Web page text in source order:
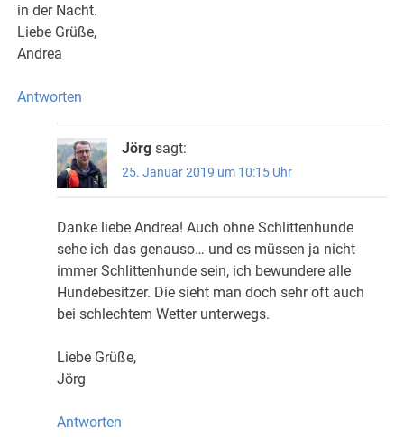
in der Nacht.
Liebe Grüße,
Andrea
Antworten
Jörg sagt:
25. Januar 2019 um 10:15 Uhr
Danke liebe Andrea! Auch ohne Schlittenhunde
sehe ich das genauso… und es müssen ja nicht
immer Schlittenhunde sein, ich bewundere alle
Hundebesitzer. Die sieht man doch sehr oft auch
bei schlechtem Wetter unterwegs.
Liebe Grüße,
Jörg
Antworten